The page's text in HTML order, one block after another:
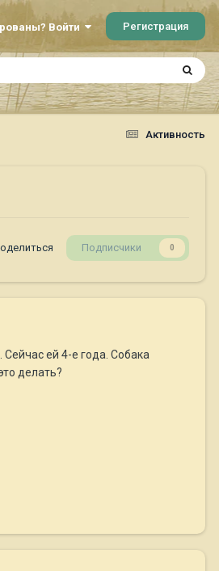
Войти Регистрация
Активность
Подписчики 0
ей 4-е года. Собака
делать?